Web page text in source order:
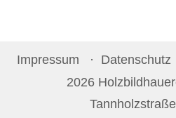
Impressum Datenschutz
2026